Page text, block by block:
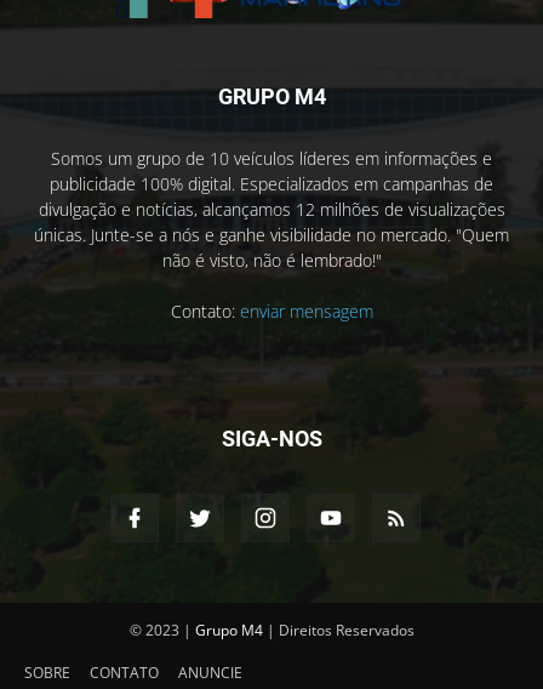
GRUPO M4
Somos um grupo de 10 veículos líderes em informações e
publicidade 100% digital. Especializados em campanhas de
divulgação e notícias, alcançamos 12 milhões de visualizações
únicas. Junte-se a nós e ganhe visibilidade no mercado. "Quem
não é visto, não é lembrado!"
Contato: enviar mensagem
SIGA-NOS
© 2023 | Grupo M4| Direitos Reservados
SOBRE CONTATO ANUNCIE